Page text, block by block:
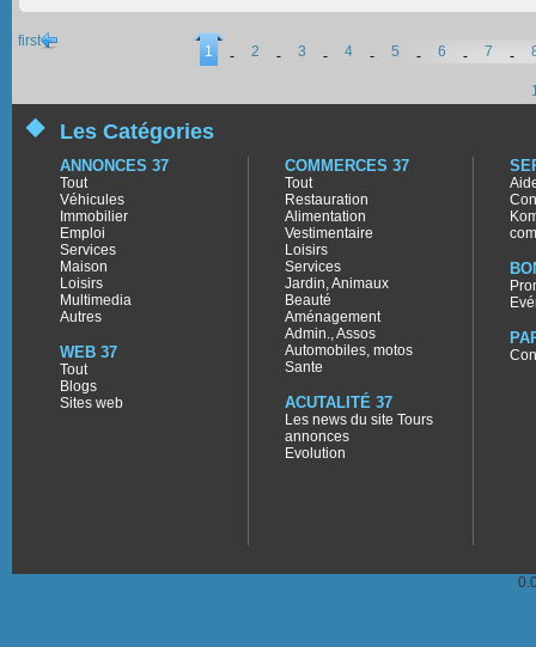
first
1 - 2 - 3 - 4 - 5 - 6 - 7 -
Les Catégories
ANNONCES 37
Tout
Véhicules
Immobilier
Emploi
Services
Maison
Loisirs
Multimedia
Autres
WEB 37
Tout
Blogs
Sites web
COMMERCES 37
Tout
Restauration
Alimentation
Vestimentaire
Loisirs
Services
Jardin, Animaux
Beauté
Aménagement
Admin., Assos
Automobiles, motos
Sante
ACUTALITÉ 37
Les news du site Tours
annonces
Evolution